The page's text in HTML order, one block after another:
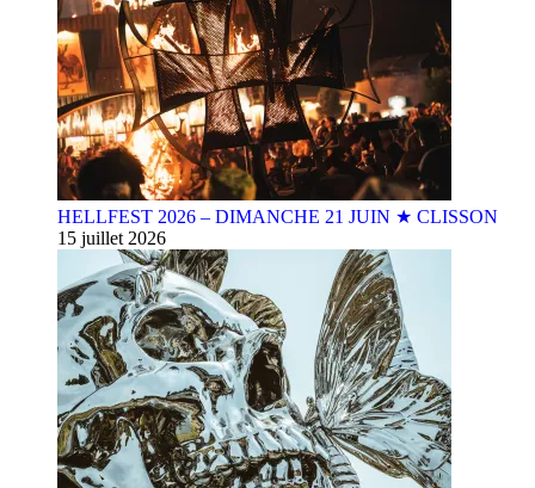
HELLFEST 2026 – DIMANCHE 21 JUIN ★ CLISSON
15 juillet 2026